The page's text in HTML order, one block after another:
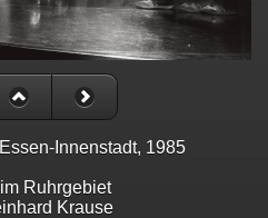
Innenstadt, 1985
Ruhrgebiet
Krause